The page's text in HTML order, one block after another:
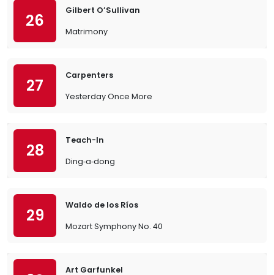
26
Gilbert O’Sullivan
Matrimony
27
Carpenters
Yesterday Once More
28
Teach-In
Ding‐a‐dong
29
Waldo de los Ríos
Mozart Symphony No. 40
Art Garfunkel